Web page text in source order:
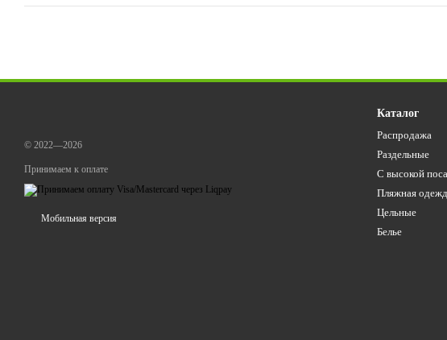
© 2022—2026
Принимаем к оплате
Мобильная версия
Каталог
Распродажа
Раздельные
С высокой
Пляжная
Цельные
Белье